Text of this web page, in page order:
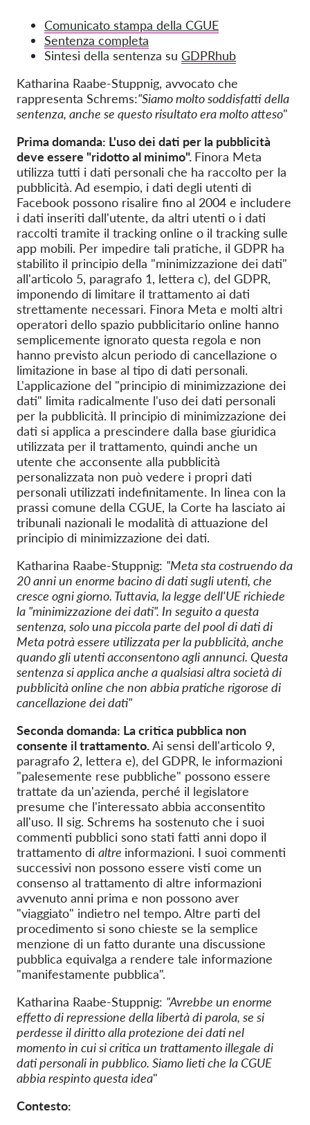
Comunicato stampa della CGUE
Sentenza completa
Sintesi della sentenza su GDPRhub
Katharina Raabe-Stuppnig, avvocato che
rappresenta Schrems:"Siamo molto soddisfatti della
sentenza, anche se questo risultato era molto atteso"
Prima domanda: L'uso dei dati per la pubblicità
deve essere "ridotto al minimo". Finora Meta
utilizza tutti i dati personali che ha raccolto per la
pubblicità. Ad esempio, i dati degli utenti di
Facebook possono risalire fino al 2004 e includere
i dati inseriti dall'utente, da altri utenti o i dati
raccolti tramite il tracking online o il tracking sulle
app mobili. Per impedire tali pratiche, il GDPR ha
stabilito il principio della "minimizzazione dei dati"
all'articolo 5, paragrafo 1, lettera c), del GDPR,
imponendo di limitare il trattamento ai dati
strettamente necessari. Finora Meta e molti altri
operatori dello spazio pubblicitario online hanno
semplicemente ignorato questa regola e non
hanno previsto alcun periodo di cancellazione o
limitazione in base al tipo di dati personali.
L'applicazione del "principio di minimizzazione dei
dati" limita radicalmente l'uso dei dati personali
per la pubblicità. Il principio di minimizzazione dei
dati si applica a prescindere dalla base giuridica
utilizzata per il trattamento, quindi anche un
utente che acconsente alla pubblicità
personalizzata non può vedere i propri dati
personali utilizzati indefinitamente. In linea con la
prassi comune della CGUE, la Corte ha lasciato ai
tribunali nazionali le modalità di attuazione del
principio di minimizzazione dei dati.
Katharina Raabe-Stuppnig: "Meta sta costruendo da
20 anni un enorme bacino di dati sugli utenti, che
cresce ogni giorno. Tuttavia, la legge dell'UE richiede
la "minimizzazione dei dati". In seguito a questa
sentenza, solo una piccola parte del pool di dati di
Meta potrà essere utilizzata per la pubblicità, anche
quando gli utenti acconsentono agli annunci. Questa
sentenza si applica anche a qualsiasi altra società di
pubblicità online che non abbia pratiche rigorose di
cancellazione dei dati"
Seconda domanda: La critica pubblica non
consente il trattamento.Ai sensi dell'articolo 9,
paragrafo 2, lettera e), del GDPR, le informazioni
"palesemente rese pubbliche" possono essere
trattate da un'azienda, perché il legislatore
presume che l'interessato abbia acconsentito
all'uso. Il sig. Schrems ha sostenuto che i suoi
commenti pubblici sono stati fatti anni dopo il
trattamento di altre informazioni. I suoi commenti
successivi non possono essere visti come un
consenso al trattamento di altre informazioni
avvenuto anni prima e non possono aver
"viaggiato" indietro nel tempo. Altre parti del
procedimento si sono chieste se la semplice
menzione di un fatto durante una discussione
pubblica equivalga a rendere tale informazione
"manifestamente pubblica".
Katharina Raabe-Stuppnig: "Avrebbe un enorme
effetto di repressione della libertà di parola, se si
perdesse il diritto alla protezione dei dati nel
momento in cui si critica un trattamento illegale di
dati personali in pubblico. Siamo lieti che la CGUE
abbia respinto questa idea"
Contesto: